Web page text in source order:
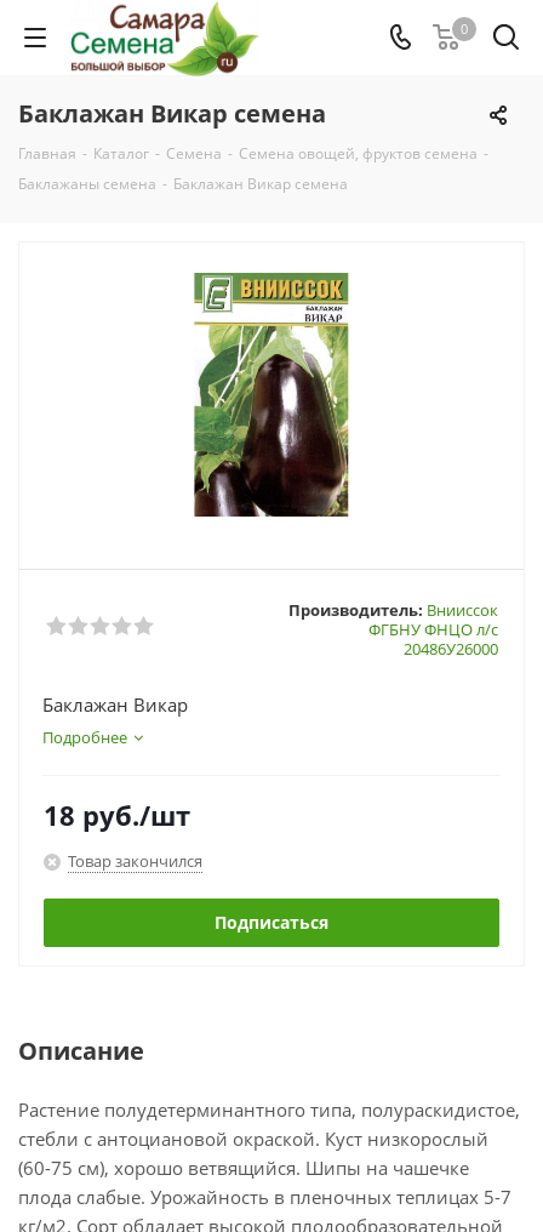
0
Баклажан Викар семена
Главная - Каталог - Семена - Семена овощей, фруктов семена -
Баклажаны семена - Баклажан Викар семена
Производитель: Внииссок
ФГБНУ ФНЦО л/с
20486У26000
Баклажан Викар
Подробнее
18 руб./шт
Товар закончился
Подписаться
Описание
Растение полудетерминантного типа, полураскидистое,
стебли с антоциановой окраской. Куст низкорослый
(60-75 см), хорошо ветвящийся. Шипы на чашечке
плода слабые. Урожайность в пленочных теплицах 5-7
кг/м2. Сорт обладает высокой плодообразовательной